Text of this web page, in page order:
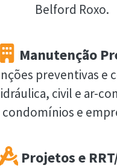
Belford Roxo.
Manutenção
preventivas e
civil e ar-
condomínios e
Projetos e